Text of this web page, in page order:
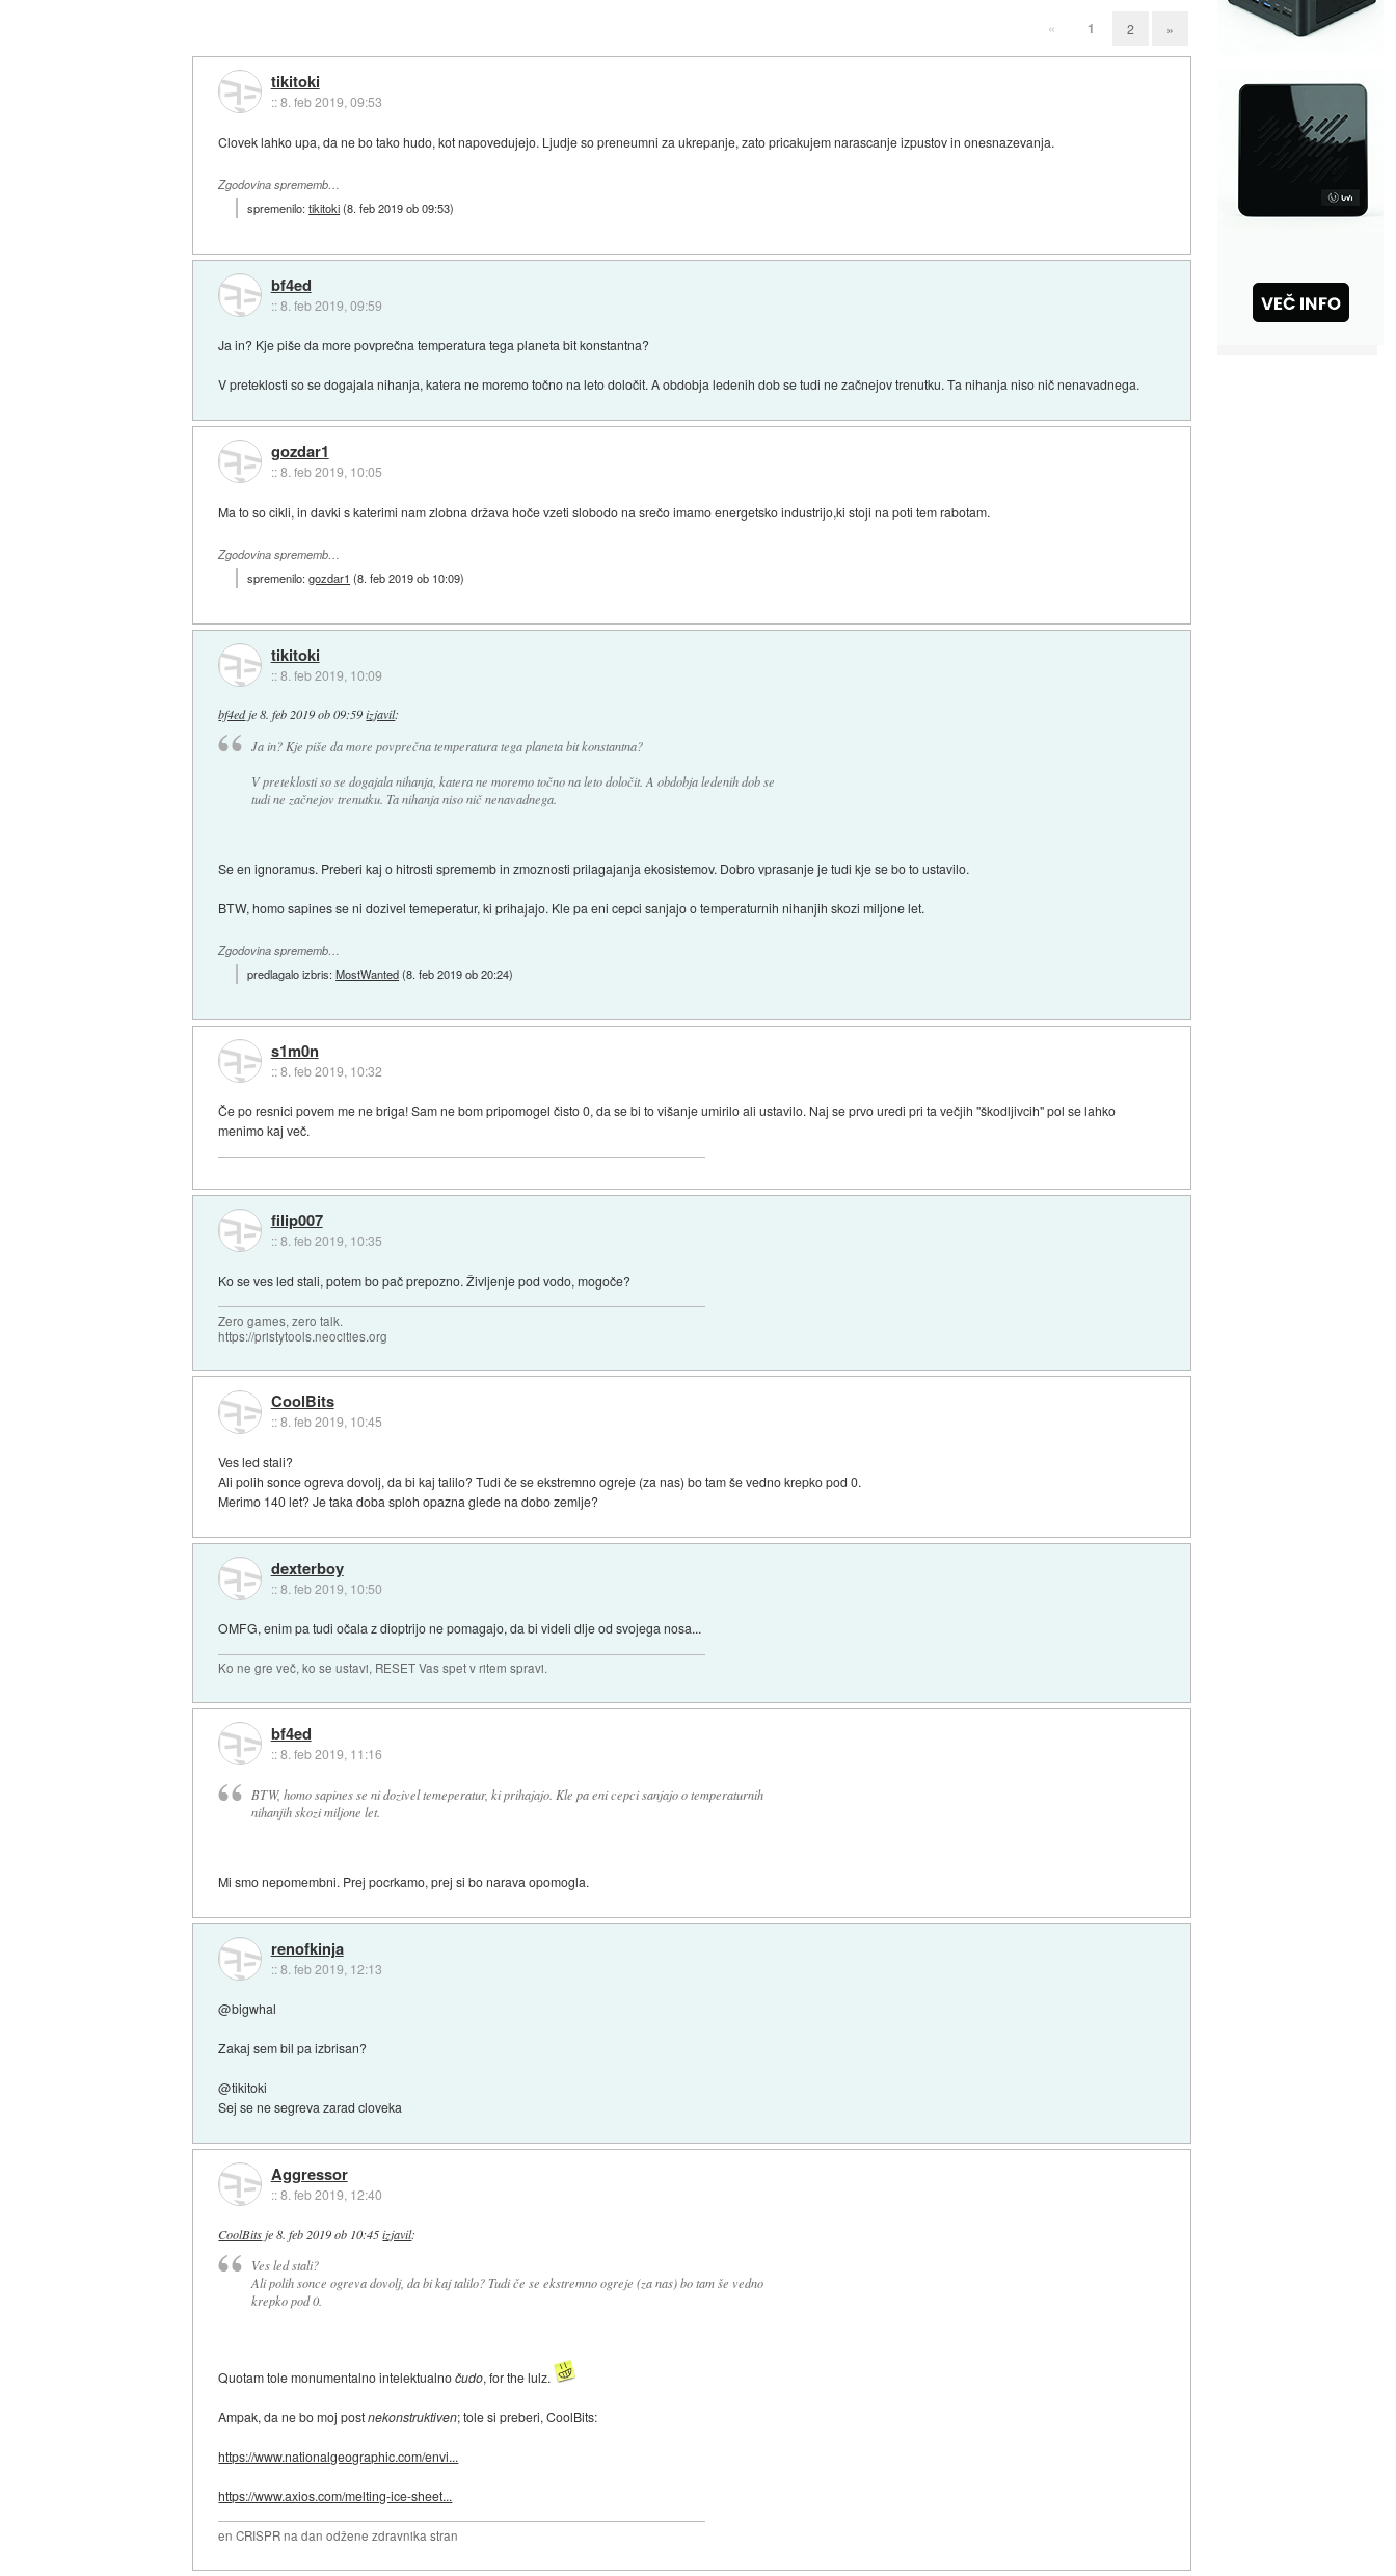
« 1 2 »
tikitoki
::8. feb 2019, 09:53
Clovek lahko upa, da ne bo tako hudo, kot napovedujejo. Ljudje so preneumni za ukrepanje, zato pricakujem narascanje izpustov in onesnazevanja.
Zgodovina sprememb…
spremenilo:tikitoki(8. feb 2019 ob 09:53)
bf4ed
::8. feb 2019, 09:59
Ja in? Kje piše da more povprečna temperatura tega planeta bit konstantna?
V preteklosti so se dogajala nihanja, katera ne moremo točno na leto določit. A obdobja ledenih dob se tudi ne začnejov trenutku. Ta nihanja niso nič nenavadnega.
gozdar1
::8. feb 2019, 10:05
Ma to so cikli, in davki s katerimi nam zlobna država hoče vzeti slobodo na srečo imamo energetsko industrijo,ki stoji na poti tem rabotam.
Zgodovina sprememb…
spremenilo:gozdar1 (8. feb 2019 ob 10:09)
tikitoki
::8. feb 2019, 10:09
bf4edje8. feb 2019 ob 09:59 izjavil:
Ja in? Kje piše da more povprečna temperatura tega planeta bit konstantna?
V preteklosti so se dogajala nihanja, katera ne moremo točno na leto določit. A obdobja ledenih dob se
tudi ne začnejov trenutku. Ta nihanja niso nič nenavadnega.
Se en ignoramus. Preberi kaj o hitrosti sprememb in zmoznosti prilagajanja ekosistemov. Dobro vprasanje je tudi kje se bo to ustavilo.
BTW, homo sapines se ni dozivel temeperatur, ki prihajajo. Kle pa eni cepci sanjajo o temperaturnih nihanjih skozi miljone let.
Zgodovina sprememb…
predlagalo izbris:MostWanted(8. feb 2019 ob 20:24)
s1m0n
::8. feb 2019, 10:32
Če po resnici povem me ne briga! Sam ne bom pripomogel čisto 0, da se bi to višanje umirilo ali ustavilo. Naj se prvo uredi pri ta večjih "škodljivcih" pol se lahko
menimo kaj več.
filip007
::8. feb 2019, 10:35
Ko se ves led stali, potem bo pač prepozno. Življenje pod vodo, mogoče?
Zero games, zero talk.
https://pristytools.neocities.org
CoolBits
::8. feb 2019, 10:45
Ves led stali?
Ali polih sonce ogreva dovolj, da bi kaj talilo? Tudi če se ekstremno ogreje (za nas) bo tam še vedno krepko pod 0.
Merimo 140 let? Je taka doba sploh opazna glede na dobo zemlje?
dexterboy
::8. feb 2019, 10:50
OMFG, enim pa tudi očala z dioptrijo ne pomagajo, da bi videli dlje od svojega nosa...
Ko ne gre več, ko se ustavi, RESET Vas spet v ritem spravi.
bf4ed
::8. feb 2019, 11:16
BTW, homo sapines se ni dozivel temeperatur, ki prihajajo. Kle pa eni cepci sanjajo o temperaturnih
nihanjih skozi miljone let.
Mi smo nepomembni. Prej pocrkamo, prej si bo narava opomogla.
renofkinja
::8. feb 2019, 12:13
@bigwhal
Zakaj sem bil pa izbrisan?
@tikitoki
Sej se ne segreva zarad cloveka
Aggressor
::8. feb 2019, 12:40
CoolBits je8. feb 2019 ob 10:45 izjavil:
Ves led stali?
Ali polih sonce ogreva dovolj, da bi kaj talilo? Tudi če se ekstremno ogreje (za nas) bo tam še vedno
krepko pod 0.
Quotam tole monumentalno intelektualnočudo, for the lulz.
Ampak, da ne bo moj postnekonstruktiven; tole si preberi, CoolBits:
https://www.nationalgeographic.com/envi...
https://www.axios.com/melting-ice-sheet...
en CRISPR na dan odžene zdravnika stran